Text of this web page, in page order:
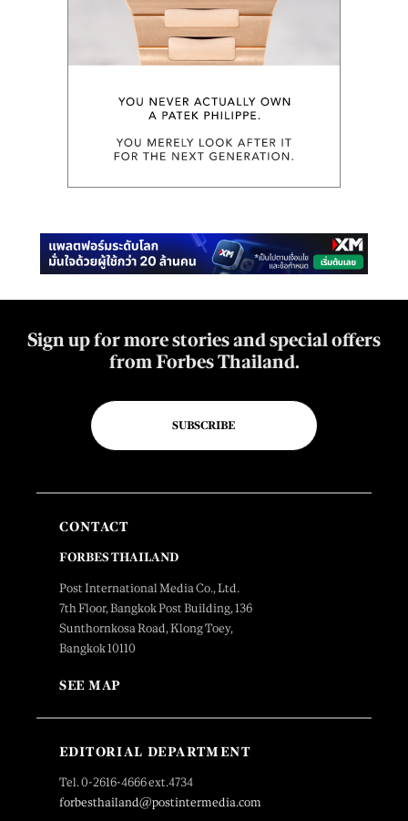
Sign up for more stories and special offers
from Forbes Thailand.
SUBSCRIBE
CONTACT
FORBES THAILAND
Post International Media Co., Ltd.
7th Floor, Bangkok Post Building, 136
Sunthornkosa Road, Klong Toey,
Bangkok 10110
SEE MAP
EDITORIAL DEPARTMENT
Tel. 0-2616-4666 ext.4734
forbesthailand@postintermedia.com